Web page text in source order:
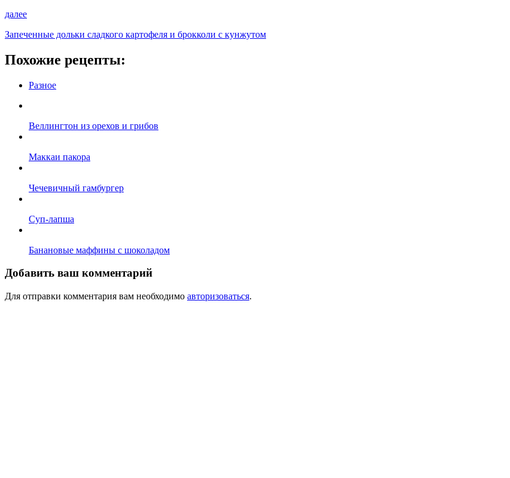
далее
Запеченные дольки сладкого картофеля и брокколи с кунжутом
Похожие рецепты:
Разное
Веллингтон из орехов и грибов
Маккаи пакора
Чечевичный гамбургер
Суп-лапша
Банановые маффины с шоколадом
Добавить ваш комментарий
Для отправки комментария вам необходимо авторизоваться.